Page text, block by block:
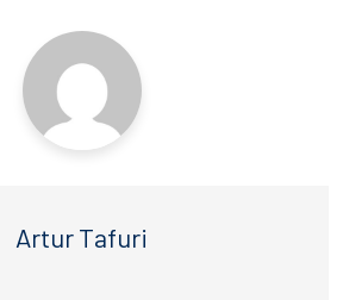
Artur Tafuri